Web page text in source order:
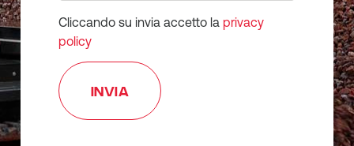
Cliccando su invia accetto la privacy
policy